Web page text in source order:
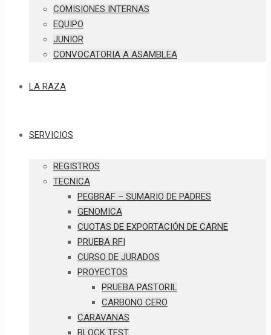
COMISIONES INTERNAS
EQUIPO
JUNIOR
CONVOCATORIA A ASAMBLEA
LA RAZA
SERVICIOS
REGISTROS
TECNICA
PEGBRAF – SUMARIO DE PADRES
GENOMICA
CUOTAS DE EXPORTACIÓN DE CARNE
PRUEBA RFI
CURSO DE JURADOS
PROYECTOS
PRUEBA PASTORIL
CARBONO CERO
CARAVANAS
BLOCK TEST